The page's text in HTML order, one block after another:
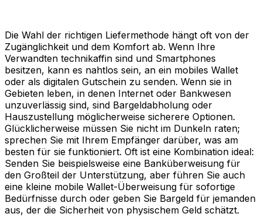
Die Wahl der richtigen Liefermethode hängt oft von der
Zugänglichkeit und dem Komfort ab. Wenn Ihre
Verwandten technikaffin sind und Smartphones
besitzen, kann es nahtlos sein, an ein mobiles Wallet
oder als digitalen Gutschein zu senden. Wenn sie in
Gebieten leben, in denen Internet oder Bankwesen
unzuverlässig sind, sind Bargeldabholung oder
Hauszustellung möglicherweise sicherere Optionen.
Glücklicherweise müssen Sie nicht im Dunkeln raten;
sprechen Sie mit Ihrem Empfänger darüber, was am
besten für sie funktioniert. Oft ist eine Kombination ideal:
Senden Sie beispielsweise eine Banküberweisung für
den Großteil der Unterstützung, aber führen Sie auch
eine kleine mobile Wallet-Überweisung für sofortige
Bedürfnisse durch oder geben Sie Bargeld für jemanden
aus, der die Sicherheit von physischem Geld schätzt.